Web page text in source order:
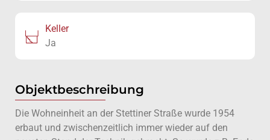
Keller
Ja
Objektbeschreibung
Die Wohneinheit an der Stettiner Straße wurde 1954
erbaut und zwischenzeitlich immer wieder auf den